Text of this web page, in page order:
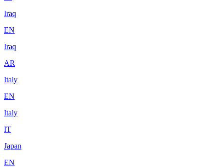
Iraq
EN
Iraq
AR
Italy
EN
Italy
IT
Japan
EN